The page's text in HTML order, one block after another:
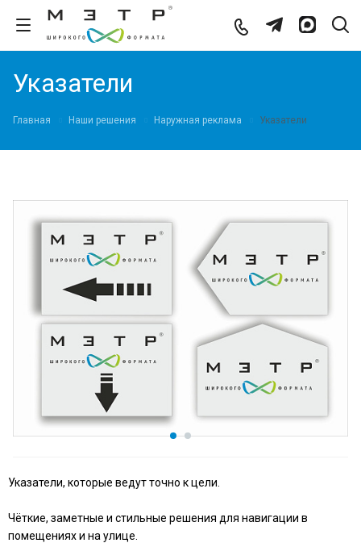
Указатели
Главная Наши решения Наружная реклама Указатели
Указатели, которые ведут точно к цели.
Чёткие, заметные и стильные решения для навигации в
помещениях и на улице.